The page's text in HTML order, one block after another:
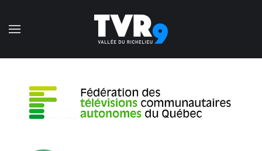
Accéder au contenu principal